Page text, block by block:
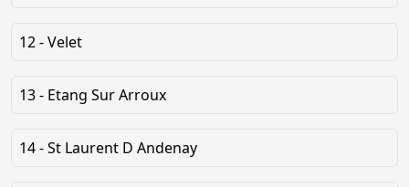
12 - Velet
13 - Etang Sur Arroux
14 - St Laurent D Andenay